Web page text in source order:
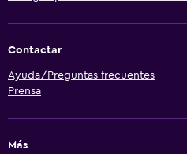
Contactar
Ayuda/Preguntas frecuentes
Prensa
Más